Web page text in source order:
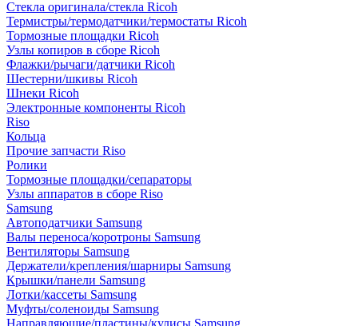
Стекла оригинала/стекла Ricoh
Термистры/термодатчики/термостаты Ricoh
Тормозные площадки Ricoh
Узлы копиров в сборе Ricoh
Флажки/рычаги/датчики Ricoh
Шестерни/шкивы Ricoh
Шнеки Ricoh
Электронные компоненты Ricoh
Riso
Кольца
Прочие запчасти Riso
Ролики
Тормозные площадки/сепараторы
Узлы аппаратов в сборе Riso
Samsung
Автоподатчики Samsung
Валы переноса/коротроны Samsung
Вентиляторы Samsung
Держатели/крепления/шарниры Samsung
Крышки/панели Samsung
Лотки/кассеты Samsung
Муфты/соленоиды Samsung
Направляющие/пластины/кулисы Samsung